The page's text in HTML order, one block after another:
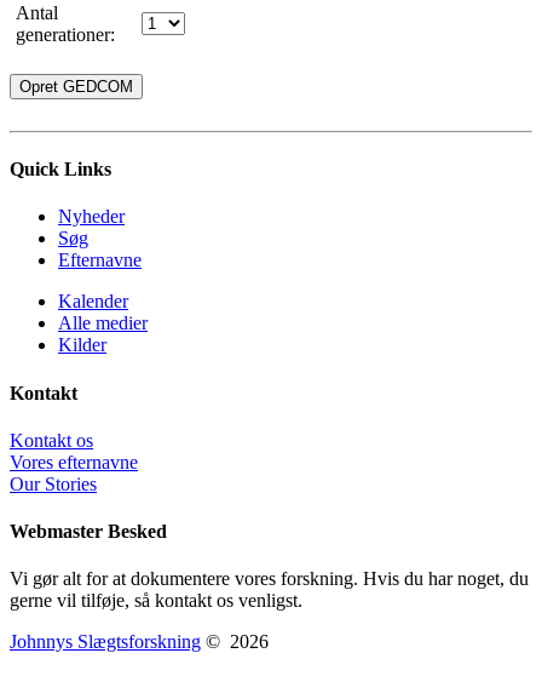
Antal
generationer:
Quick Links
Nyheder
Søg
Efternavne
Kalender
Alle medier
Kilder
Kontakt
Kontakt os
Vores efternavne
Our Stories
Webmaster Besked
Vi gør alt for at dokumentere vores forskning. Hvis du har noget, du
gerne vil tilføje, så kontakt os venligst.
Johnnys Slægtsforskning © 2026